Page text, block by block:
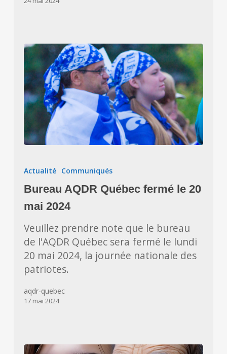
AQDR
fermé
le
mai
2024
Actualité Communiqués
Bureau AQDR Québec fermé le 20
mai 2024
Veuillez prendre note que le bureau
de l'AQDR Québec sera fermé le lundi
20 mai 2024, la journée nationale des
patriotes.
aqdr-quebec
17 mai 2024